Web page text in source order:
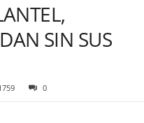
SIN SUS
0